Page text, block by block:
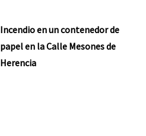
Incendio en un contenedor de
papel en la Calle Mesones de
Herencia